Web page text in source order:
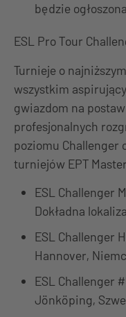
będzie
ESL Pro Tour
Turnieje o
wszystkim
gwiazdom na
profesjonalnych
poziomu Challenger
turniejów EPT
ESL Challenger
Dokładna
ESL Challenger
Hannover,
ESL Challenger
Jönköping,